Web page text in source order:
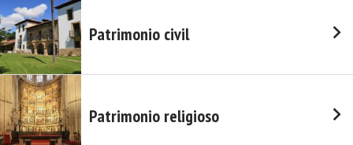
Patrimonio civil
Patrimonio religioso